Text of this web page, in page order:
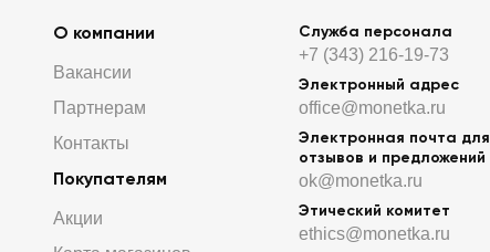
О компании
Вакансии
Партнерам
Контакты
Покупателям
Акции
Служба персонала
+7 (343) 216-19-73
Электронный адрес
office@monetka.ru
Электронная почта для
отзывов и предложений
ok@monetka.ru
Этический комитет
ethics@monetka.ru